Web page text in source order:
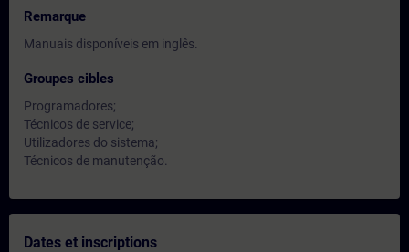
Remarque
Manuais disponíveis em inglês.
Groupes cibles
Programadores;
Técnicos de service;
Utilizadores do sistema;
Técnicos de manutenção.
Dates et inscriptions